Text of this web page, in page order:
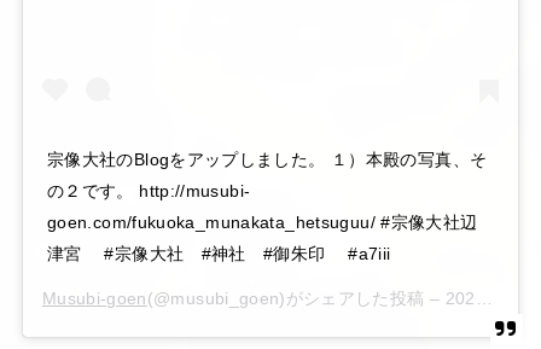
宗像大社のBlogをアップしました。 １）本殿の写真、そ
の２です。 http://musubi-
goen.com/fukuoka_munakata_hetsuguu/ #宗像大社辺
津宮 #宗像大社 #神社 #御朱印 #a7iii
Musubi-goen(@musubi_goen)がシェアした投稿 – 2020年 6月月6日午後10時15分PDT